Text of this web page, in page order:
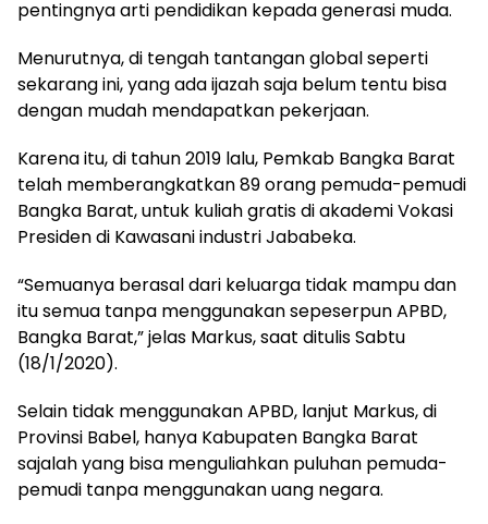
pentingnya arti pendidikan kepada generasi muda.
Menurutnya, di tengah tantangan global seperti
sekarang ini, yang ada ijazah saja belum tentu bisa
dengan mudah mendapatkan pekerjaan.
Karena itu, di tahun 2019 lalu, Pemkab Bangka Barat
telah memberangkatkan 89 orang pemuda-pemudi
Bangka Barat, untuk kuliah gratis di akademi Vokasi
Presiden di Kawasani industri Jababeka.
“Semuanya berasal dari keluarga tidak mampu dan
itu semua tanpa menggunakan sepeserpun APBD,
Bangka Barat,” jelas Markus, saat ditulis Sabtu
(18/1/2020).
Selain tidak menggunakan APBD, lanjut Markus, di
Provinsi Babel, hanya Kabupaten Bangka Barat
sajalah yang bisa menguliahkan puluhan pemuda-
pemudi tanpa menggunakan uang negara.